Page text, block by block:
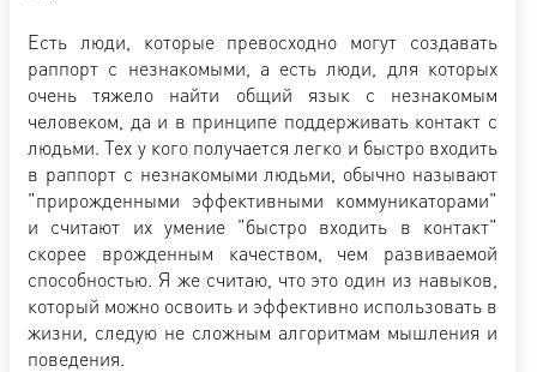
Есть люди, которые превосходно могут создавать
раппорт с незнакомыми, а есть люди, для которых
очень тяжело найти общий язык с незнакомым
человеком, да и в принципе поддерживать контакт с
людьми. Тех у кого получается легко и быстро входить
в раппорт с незнакомыми людьми, обычно называют
"прирожденными эффективными коммуникаторами"
и считают их умение "быстро входить в контакт"
скорее врожденным качеством, чем развиваемой
способностью. Я же считаю, что это один из навыков,
который можно освоить и эффективно использовать в
жизни, следую не сложным алгоритмам мышления и
поведения.